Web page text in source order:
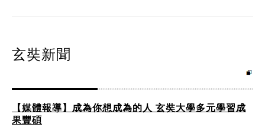
玄奘新聞
【媒體報導】成為你想成為的人 玄奘大學多元學習成
果豐碩